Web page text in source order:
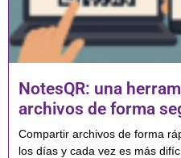
NotesQR: una
archivos de forma
Compartir archivos de forma
los días y cada vez es más